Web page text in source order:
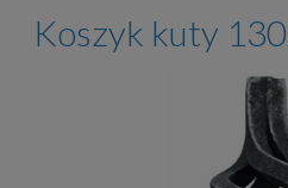
Koszyk kuty